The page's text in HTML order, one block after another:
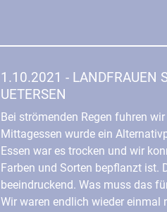
1.10.2021 - LANDFRAUEN
UETERSEN
Bei strömenden Regen fuhren
Mittagessen wurde ein
Essen war es trocken und wir
Farben und Sorten bepflanzt ist.
beeindruckend. Was muss das
Wir waren endlich wieder einmal